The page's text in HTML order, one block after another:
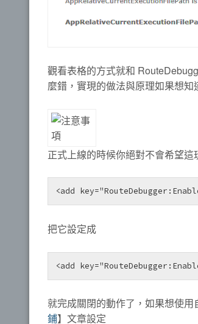
觀看表格的方式就和
麼錯，實現的做法與原理如果想知
正式上線的時候你絕對不會希望
<add
把它設定成
<add
就完成關閉的動作了，如果想使用
鋪】文章設定